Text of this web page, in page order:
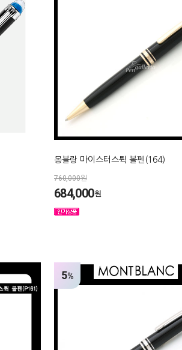
몽블랑 마이스터스튁 볼펜(164)
760,000원
684,000원
5%